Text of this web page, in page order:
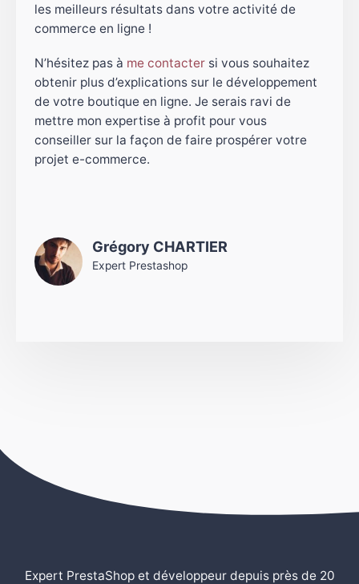
les meilleurs résultats dans votre activité de
commerce en ligne !
N’hésitez pas à me contacter si vous souhaitez
obtenir plus d’explications sur le développement
de votre boutique en ligne. Je serais ravi de
mettre mon expertise à profit pour vous
conseiller sur la façon de faire prospérer votre
projet e-commerce.
Grégory CHARTIER
Expert Prestashop
Expert PrestaShop et développeur depuis près de 20